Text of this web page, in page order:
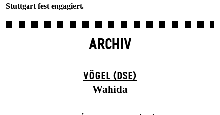
Stuttgart fest engagiert.
ARCHIV
VÖGEL (DSE)
Wahida